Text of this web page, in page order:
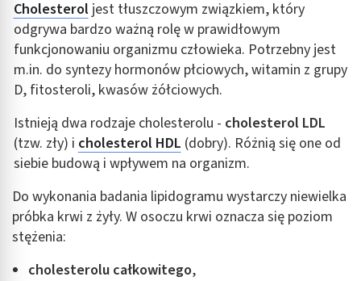
Cholesteroljest tłuszczowym związkiem, który
odgrywa bardzo ważną rolę w prawidłowym
funkcjonowaniu organizmu człowieka. Potrzebny jest
m.in. do syntezy hormonów płciowych, witamin z grupy
D, fitosteroli, kwasów żółciowych.
Istnieją dwa rodzaje cholesterolu - cholesterol LDL
(tzw. zły) i cholesterol HDL (dobry). Różnią się one od
siebie budową i wpływem na organizm.
Do wykonania badania lipidogramu wystarczy niewielka
próbka krwi z żyły. W osoczu krwi oznacza się poziom
stężenia:
cholesterolu całkowitego,